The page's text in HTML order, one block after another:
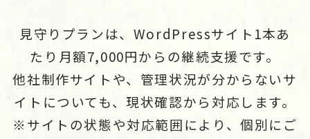
見守りプランは、WordPressサイト1本あ
たり月額7,000円からの継続支援です。
他社制作サイトや、管理状況が分からないサ
イトについても、現状確認から対応します。
※サイトの状態や対応範囲により、個別にご